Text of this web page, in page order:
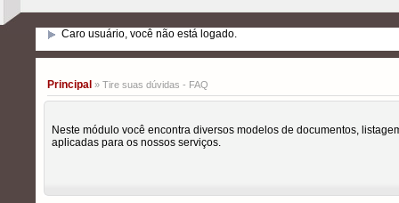
Caro usuário, você não está logado.
Principal » Tire suas dúvidas - FAQ
Neste módulo você encontra diversos modelos de documentos,
aplicadas para os nossos serviços.